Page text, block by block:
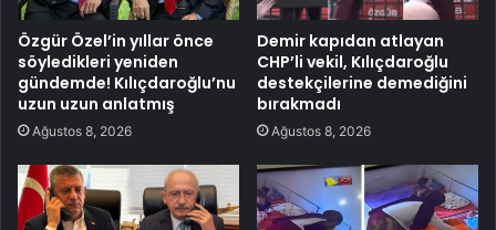
Özgür Özel’in yıllar önce
söyledikleri yeniden
gündemde! Kılıçdaroğlu’nu
uzun uzun anlatmış
Ağustos 8, 2026
Demir kapıdan atlayan
CHP’li vekil, Kılıçdaroğlu
destekçilerine demediğini
bırakmadı
Ağustos 8, 2026